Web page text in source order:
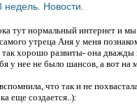
недель. Новости.
тут нормальный интернет и
утреца Аня у меня
так хорошо развиты- она дважды
у нее не было шансов, а вот на
что так и не
еще создается..):